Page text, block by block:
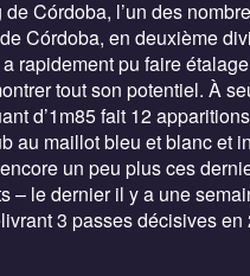
Córdoba, l’un des
Córdoba, en deuxième
rapidement pu faire
tout son potentiel. À
d’1m85 fait 12
au maillot bleu et blanc et
un peu plus ces
– le dernier il y a une
3 passes décisives en